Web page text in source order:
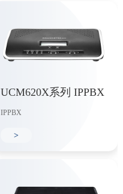
UCM620X系列 IPPBX
IPPBX
>